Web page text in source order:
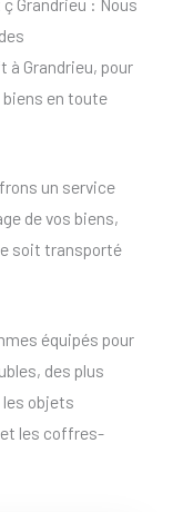
à Grandrieu, pour
en toute
un service
de vos biens,
soit transporté
équipés pour
des plus
objets
les coffres-